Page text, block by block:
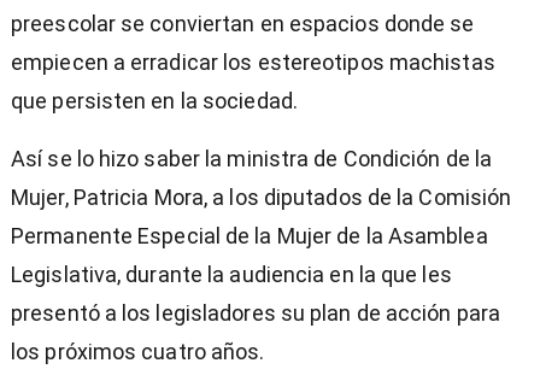
preescolar se conviertan en espacios donde se
empiecen a erradicar los estereotipos machistas
que persisten en la sociedad.
Así se lo hizo saber la ministra de Condición de la
Mujer, Patricia Mora, a los diputados de la Comisión
Permanente Especial de la Mujer de la Asamblea
Legislativa, durante la audiencia en la que les
presentó a los legisladores su plan de acción para
los próximos cuatro años.